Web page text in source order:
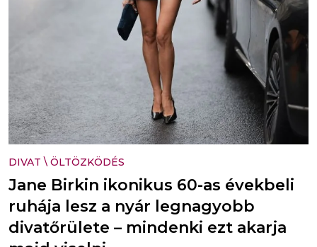
DIVAT \ ÖLTÖZKÖDÉS
Jane Birkin ikonikus 60-as évekbeli
ruhája lesz a nyár legnagyobb
divatőrülete – mindenki ezt akarja